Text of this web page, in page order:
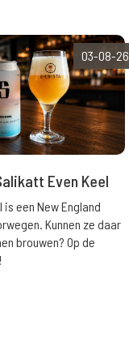
03-08-26
Even Keel
een New England
Kunnen ze daar
brouwen? Op de